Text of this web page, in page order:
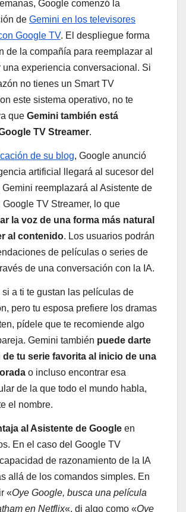
Google comenzó la
de Gemini en los televisores
Google TV. El despliegue forma
de la compañía para reemplazar al
una experiencia conversacional. Si
no tienes un Smart TV
este sistema operativo, no te
que Gemini también está
TV Streamer.
de su blog, Google anunció
artificial llegará al sucesor del
reemplazará al Asistente de
TV Streamer, lo que
la voz de una forma más natural
al contenido. Los usuarios podrán
de películas o series de
de una conversación con la IA.
si a ti te gustan las películas de
pero tu esposa prefiere los dramas
pídele que te recomiende algo
Gemini también puede darte
de tu serie favorita al inicio de una
o incluso encontrar esa
de la que todo el mundo habla,
el nombre.
al Asistente de Google en
En el caso del Google TV
de razonamiento de la IA
allá de los comandos simples. En
«Oye Google, busca una película
en Netflix«, di algo como «Oye